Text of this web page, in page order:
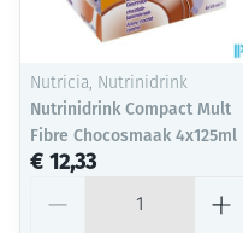
Nutricia, Nutrinidrink
Nutrinidrink Compact Mult
Fibre Chocosmaak 4x125ml
€ 12,33